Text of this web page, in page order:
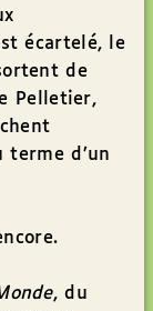
écartelé, le
de
Pelletier,
terme d’un
, du